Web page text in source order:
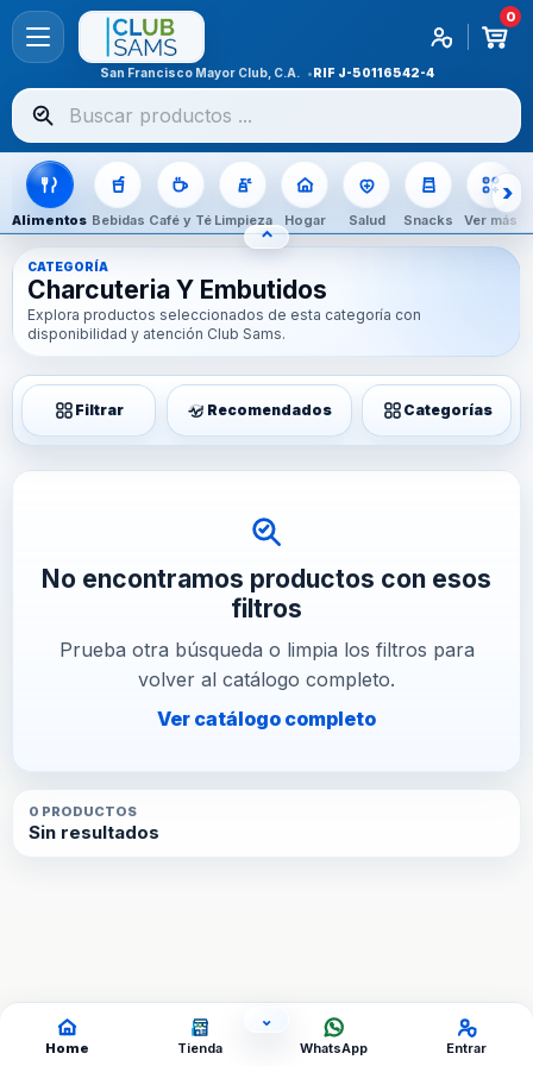
0
San Francisco Mayor Club, C.A. RIF J-50116542-4
Buscar
productos
Alimentos Bebidas Café y Té Limpieza Hogar Salud Snacks Ver más
⌃OCULTAR CATEGORÍAS
CATEGORÍA
Charcuteria Y Embutidos
Explora productos seleccionados de esta categoría con
disponibilidad y atención Club Sams.
Filtrar Recomendados Categorías
No encontramos productos con esos
filtros
Prueba otra búsqueda o limpia los filtros para
volver al catálogo completo.
Ver catálogo completo
0 PRODUCTOS
Sin resultados
⌄OCULTAR ACCESOS
Home Tienda WhatsApp Entrar